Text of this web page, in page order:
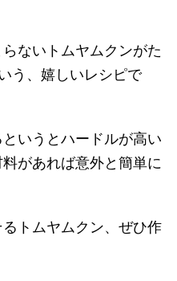
ないトムヤムクンがた
う、嬉しいレシピで
いうとハードルが高い
があれば意外と簡単に
トムヤムクン、ぜひ作